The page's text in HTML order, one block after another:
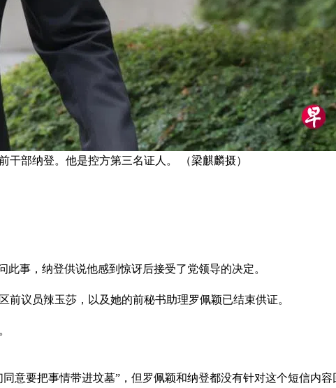
部纳登。他是控方第三名证人。 （梁麒麟摄）
事，纳登供说他感到惊讶后接受了党领导的决定。
前议员辣玉莎，以及她的前秘书助理罗佩颖已结束供证。
意要把事情带进坟墓”，但罗佩颖和纳登都没有针对这个短信内